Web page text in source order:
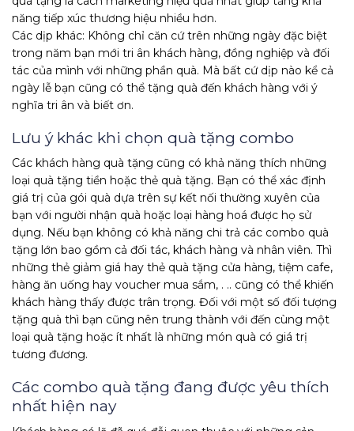
năng tiếp xúc thương hiệu nhiều hơn.
Các dịp khác: Không chỉ căn cứ trên những ngày đặc biệt
trong năm bạn mới tri ân khách hàng, đồng nghiệp và đối
tác của mình với những phần quà. Mà bất cứ dịp nào kể cả
ngày lễ bạn cũng có thể tặng quà đến khách hàng với ý
nghĩa tri ân và biết ơn.
Lưu ý khác khi chọn quà tặng combo
Các khách hàng quà tặng cũng có khả năng thích những
loại quà tặng tiền hoặc thẻ quà tặng. Bạn có thể xác định
giá trị của gói quà dựa trên sự kết nối thường xuyên của
bạn với người nhận quà hoặc loại hàng hoá được họ sử
dụng. Nếu bạn không có khả năng chi trả các combo quà
tặng lớn bao gồm cả đối tác, khách hàng và nhân viên. Thì
những thẻ giảm giá hay thẻ quà tặng cửa hàng, tiệm cafe,
hàng ăn uống hay voucher mua sắm, . .. cũng có thể khiến
khách hàng thấy được trân trọng. Đối với một số đối tượng
tặng quà thì bạn cũng nên trung thành với đến cùng một
loại quà tặng hoặc ít nhất là những món quà có giá trị
tương đương.
Các combo quà tặng đang được yêu thích
nhất hiện nay